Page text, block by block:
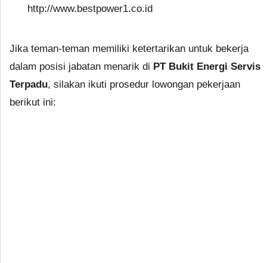
http://www.bestpower1.co.id
Jika teman-teman memiliki ketertarikan untuk bekerja
dalam posisi jabatan menarik di PT Bukit Energi Servis
Terpadu, silakan ikuti prosedur lowongan pekerjaan
berikut ini: